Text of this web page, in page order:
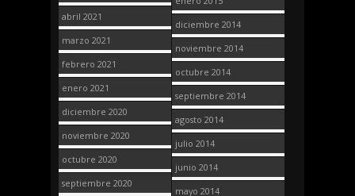
abril 2021
marzo 2021
febrero 2021
enero 2021
diciembre 2020
noviembre 2020
octubre 2020
septiembre 2020
diciembre 2014
noviembre 2014
octubre 2014
septiembre 2014
agosto 2014
julio 2014
junio 2014
mayo 2014